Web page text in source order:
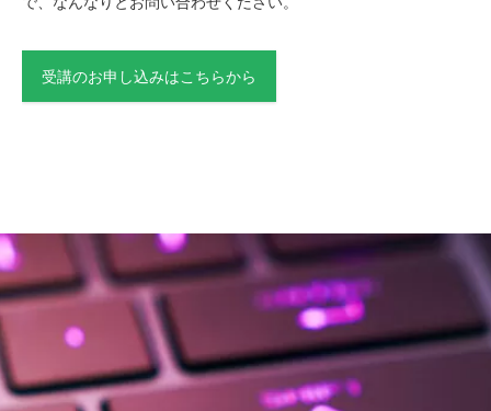
受講のお申し込みはこちらから